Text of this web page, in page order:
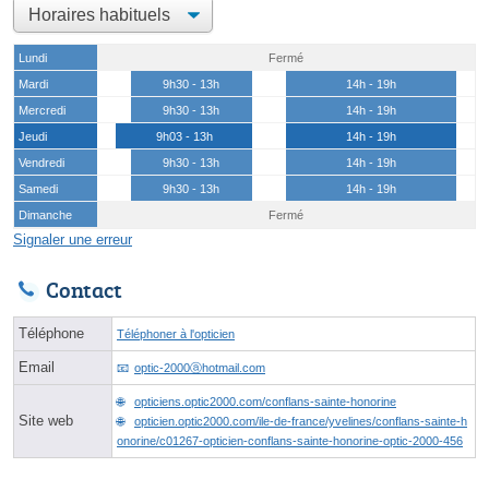
Lundi
Fermé
Mardi
9h30 - 13h
14h - 19h
Mercredi
9h30 - 13h
14h - 19h
Jeudi
9h03 - 13h
14h - 19h
Vendredi
9h30 - 13h
14h - 19h
Samedi
9h30 - 13h
14h - 19h
Dimanche
Fermé
Signaler une erreur
Contact
Téléphone Téléphoner à l'opticien
Email optic-2000ⓐhotmail.com
Site web
opticiens.optic2000.com/conflans-sainte-honorine
opticien.optic2000.com/ile-de-france/yvelines/conflans-sainte-h
onorine/c01267-opticien-conflans-sainte-honorine-optic-2000-456